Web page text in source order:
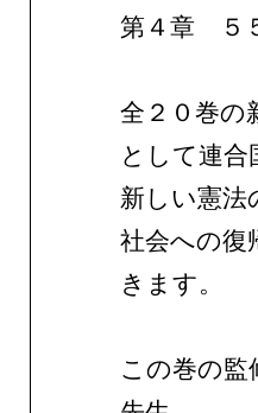
第４章 ５
全２０巻の
として連合
新しい憲法
社会への復
きます。
この巻の監